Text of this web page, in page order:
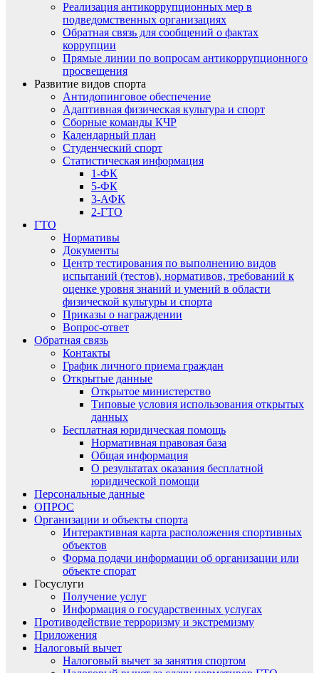
Реализация антикоррупционных мер в
подведомственных организациях
Обратная связь для сообщений о фактах
коррупции
Прямые линии по вопросам антикоррупционного
просвещения
Развитие видов спорта
Антидопинговое обеспечение
Адаптивная физическая культура и спорт
Сборные команды КЧР
Календарный план
Студенческий спорт
Статистическая информация
1-ФК
5-ФК
3-АФК
2-ГТО
ГТО
Нормативы
Документы
Центр тестирования по выполнению видов
испытаний (тестов), нормативов, требований к
оценке уровня знаний и умений в области
физической культуры и спорта
Приказы о награждении
Вопрос-ответ
Обратная связь
Контакты
График личного приема граждан
Открытые данные
Открытое министерство
Типовые условия использования открытых
данных
Бесплатная юридическая помощь
Нормативная правовая база
Общая информация
О результатах оказания бесплатной
юридической помощи
Персональные данные
ОПРОС
Организации и объекты спорта
Интерактивная карта расположения спортивных
объектов
Форма подачи информации об организации или
объекте спорат
Госуслуги
Получение услуг
Информация о государственных услугах
Противодействие терроризму и экстремизму
Приложения
Налоговый вычет
Налоговый вычет за занятия спортом